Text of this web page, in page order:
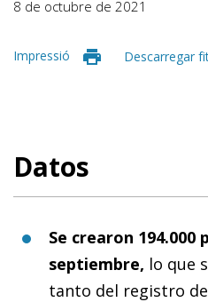
8 de octubre de 2021
Impressió Descarregar
Datos
Se crearon
septiembre, lo que
tanto del registro